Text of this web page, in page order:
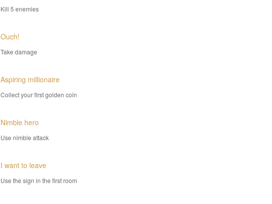
Kill 5 enemies
Ouch!
Take damage
Aspiring millionaire
Collect your first golden coin
Nimble hero
Use nimble attack
I want to leave
Use the sign in the first room